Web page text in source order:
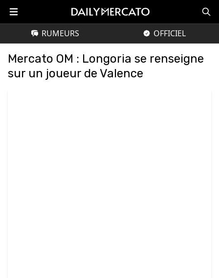
RUMEURS OFFICIEL
Mercato OM : Longoria se renseigne
sur un joueur de Valence